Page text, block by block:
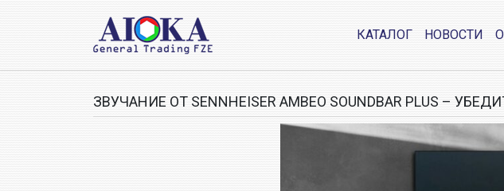
КАТАЛОГ НОВОСТИ
ЗВУЧАНИЕ ОТ SENNHEISER AMBEO SOUNDBAR PLUS –